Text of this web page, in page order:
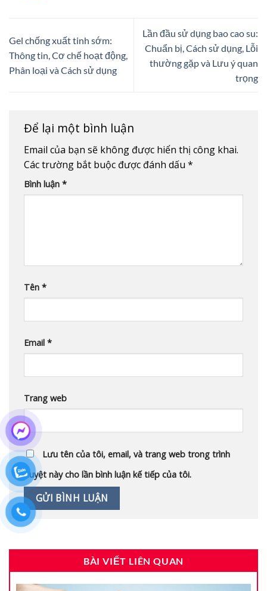
Gel chống xuất tinh sớm:
Thông tin, Cơ chế hoạt động,
Phân loại và Cách sử dụng
Lần đầu sử dụng bao cao su:
Chuẩn bị, Cách sử dụng, Lỗi
thường gặp và Lưu ý quan
trọng
Để lại một bình luận
Email của bạn sẽ không được hiển thị công khai.
Các trường bắt buộc được đánh dấu *
Bình luận *
Tên *
Email *
Trang web
Lưu tên của tôi, email, và trang web trong trình
duyệt này cho lần bình luận kế tiếp của tôi.
BÀI VIẾT LIÊN QUAN